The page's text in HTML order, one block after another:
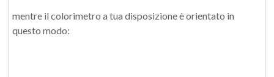
mentre il colorimetro a tua disposizione è orientato in
questo modo: